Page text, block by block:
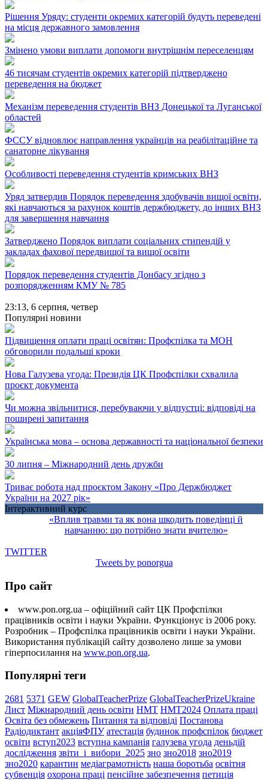
Рішення Уряду: студенти окремих категорій будуть переведені
на місця державного замовлення
Змінено умови виплати допомоги внутрішнім переселенцям
46 тисячам студентів окремих категорій підтверджено
переведення на бюджет
Механізм переведення студентів ВНЗ Донецької та Луганської
областей
ФССУ відновлює направлення українців на реабілітаційне та
санаторне лікування
Особливості переведення студентів кримських ВНЗ
Уряд затвердив Порядок переведення здобувачів вищої освіти,
які навчаються за рахунок коштів держбюджету, до інших ВНЗ
для завершення навчання
Затверджено Порядок виплати соціальних стипендій у
закладах фахової передвищої та вищої освіти
Порядок переведення студентів Донбасу згідно з
розпорядженням КМУ № 785
23:13, 6 серпня, четвер
Популярні новини
Підвищення оплати праці освітян: Профспілка та МОН
обговорили подальші кроки
Нова Галузева угода: Президія ЦК Профспілки схвалила
проєкт документа
Чи можна звільнитися, перебуваючи у відпустці: відповіді на
поширені запитання
Українська мова – основа державності та національної безпеки
30 липня – Міжнародний день дружби
Триває робота над проєктом Закону «Про Держбюджет
України на 2027 рік»
Інтерактивний курс
«Вплив травми та як вона шкодить поведінці й
навчанню: що потрібно знати вчителю»
TWITTER
Tweets by ponorgua
Про сайт
www.pon.org.ua – офіційний сайт ЦК Профспілки
працівників освіти і науки України. Функціонує із 2006 року.
Розробник – Профспілка працівників освіти і науки України.
Використання публікацій сайту дозволено лише за умови
гіперпосилання на www.pon.org.ua.
Популярні теги
2681 5371 GEW GlobalTeacherPrize GlobalTeacherPrizeUkraine
Лист Міжнародний день освіти НМТ НМТ2024 Оплата праці
Освіта без обмежень Питання та відповіді Постанова
Радіодиктант акціяФПУ атестація будинок профспілок бюджет
освіти вступ2023 вступна кампанія галузева угода деньдій
дослідження звіти_і_вибори_2025 зно зно2018 зно2019
зно2020 карантин медіаграмотність наша боротьба освітня
субвенція охорона праці пенсійне забезпечення петиція